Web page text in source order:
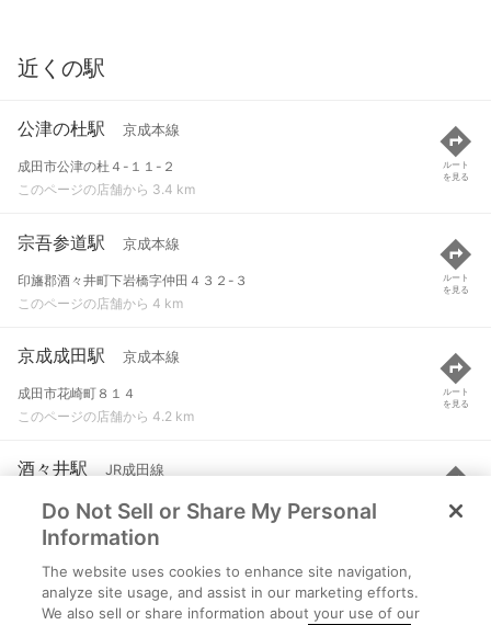
近くの駅
公津の杜駅 京成本線
成田市公津の杜４-１１-２
このページの店舗から 3.4 km
ルート
を見る
宗吾参道駅 京成本線
印旛郡酒々井町下岩橋字仲田４３２-３
このページの店舗から 4 km
ルート
を見る
京成成田駅 京成本線
成田市花崎町８１４
このページの店舗から 4.2 km
ルート
を見る
酒々井駅 JR成田線
印旛郡酒々井町酒々井
このページの店舗から 4.3 km
ルート
を見る
成田駅 JR成田線 など
成田市花崎町
Do Not Sell or Share My Personal
Information
The website uses cookies to enhance site navigation,
analyze site usage, and assist in our marketing efforts.
We also sell or share information about your use of our